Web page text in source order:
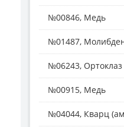
№00846, Медь
№01487,
№06243, Ортоклаз
№00915, Медь
№04044, Кварц